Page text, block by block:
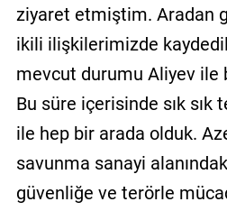
ziyaret etmiştim. Aradan
ikili ilişkilerimizde
mevcut durumu Aliyev ile
Bu süre içerisinde sık
ile hep bir arada olduk.
savunma sanayi
güvenliğe ve terörle